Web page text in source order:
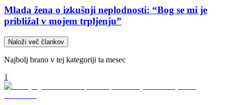
Mlada žena o izkušnji neplodnosti: “Bog se mi je
približal v mojem trpljenju”
Naloži več člankov
Najbolj brano v tej kategoriji ta mesec
1